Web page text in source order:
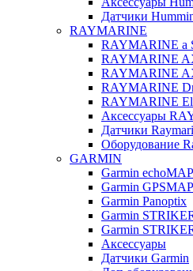
Датчики
RAYMARINE
RAYMARINE a
RAYMARINE
RAYMARINE
RAYMARINE
RAYMARINE
Аксессуары
Датчики
Оборудование
GARMIN
Garmin echoMAP
Garmin GPSMAP
Garmin Panoptix
Garmin
Garmin
Аксессуары
Датчики Garmin